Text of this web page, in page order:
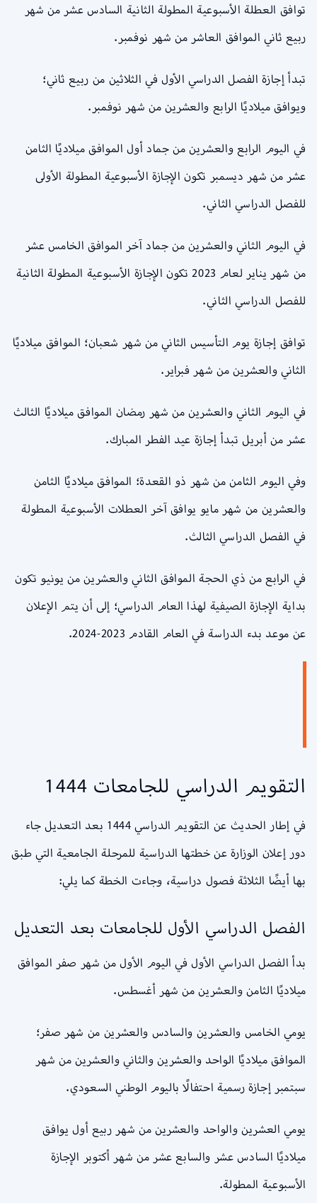
توافق العطلة الأسبوعية المطولة الثانية السادس عشر من شهر
ربيع ثاني الموافق العاشر من شهر نوفمبر.
تبدأ إجازة الفصل الدراسي الأول في الثلاثين من ربيع ثاني؛
ويوافق ميلاديًا الرابع والعشرين من شهر نوفمبر.
في اليوم الرابع والعشرين من جماد أول الموافق ميلاديًا الثامن
عشر من شهر ديسمبر تكون الإجازة الأسبوعية المطولة الأولى
للفصل الدراسي الثاني.
في اليوم الثاني والعشرين من جماد آخر الموافق الخامس عشر
من شهر يناير لعام 2023 تكون الإجازة الأسبوعية المطولة الثانية
للفصل الدراسي الثاني.
توافق إجازة يوم التأسيس الثاني من شهر شعبان؛ الموافق ميلاديًا
الثاني والعشرين من شهر فبراير.
في اليوم الثاني والعشرين من شهر رمضان الموافق ميلاديًا الثالث
عشر من أبريل تبدأ إجازة عيد الفطر المبارك.
وفي اليوم الثامن من شهر ذو القعدة؛ الموافق ميلاديًا الثامن
والعشرين من شهر مايو يوافق آخر العطلات الأسبوعية المطولة
في الفصل الدراسي الثالث.
في الرابع من ذي الحجة الموافق الثاني والعشرين من يونيو تكون
بداية الإجازة الصيفية لهذا العام الدراسي؛ إلى أن يتم الإعلان
عن موعد بدء الدراسة في العام القادم 2023-2024.
التقويم الدراسي للجامعات 1444
في إطار الحديث عن التقويم الدراسي 1444 بعد التعديل جاء
دور إعلان الوزارة عن خطتها الدراسية للمرحلة الجامعية التي طبق
بها أيضًا الثلاثة فصول دراسية، وجاءت الخطة كما يلي:
الفصل الدراسي الأول للجامعات بعد التعديل
بدأ الفصل الدراسي الأول في اليوم الأول من شهر صفر الموافق
ميلاديًا الثامن والعشرين من شهر أغسطس.
يومي الخامس والعشرين والسادس والعشرين من شهر صفر؛
الموافق ميلاديًا الواحد والعشرين والثاني والعشرين من شهر
سبتمبر إجازة رسمية احتفالًا باليوم الوطني السعودي.
يومي العشرين والواحد والعشرين من شهر ربيع أول يوافق
ميلاديًا السادس عشر والسابع عشر من شهر أكتوبر الإجازة
الأسبوعية المطولة.